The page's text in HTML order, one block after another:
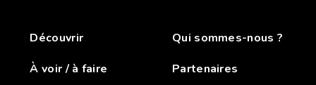
Découvrir
À voir / à faire
Qui sommes-nous ?
Partenaires